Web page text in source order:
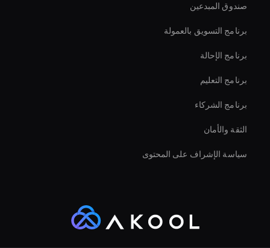
Ai Avatar For Corporate
صندوق المبدعين
برنامج التسويق بالعمولة
برنامج الإحالة
برنامج التعليم
برنامج الشركاء
الثقة والأمان
سياسة الإشراف على المحتوى